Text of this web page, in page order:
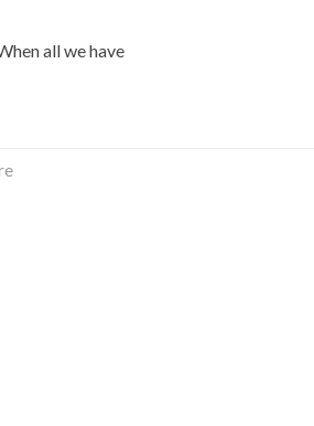
all we have